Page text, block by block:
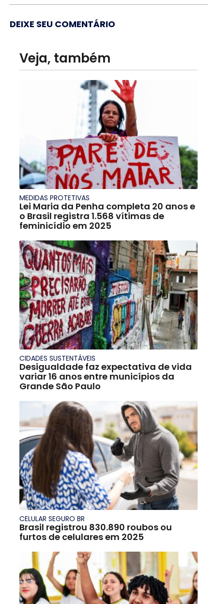
DEIXE SEU COMENTÁRIO
Veja, também
MEDIDAS PROTETIVAS
Lei Maria da Penha completa 20 anos e
o Brasil registra 1.568 vítimas de
feminicídio em 2025
CIDADES SUSTENTÁVEIS
Desigualdade faz expectativa de vida
variar 16 anos entre municípios da
Grande São Paulo
CELULAR SEGURO BR
Brasil registrou 830.890 roubos ou
furtos de celulares em 2025